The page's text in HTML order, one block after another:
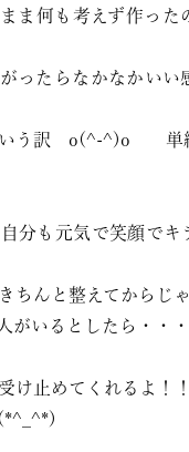
ま何も考えず作った
がったらなかなかい
いう訳 o(^-^)o 単
分も元気で笑顔でキ
ちんと整えてからじ
がいるとしたら・・・
け止めてくれるよ！！